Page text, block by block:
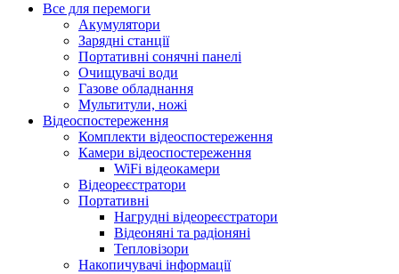
Все для перемоги
Акумулятори
Зарядні станції
Портативні сонячні панелі
Очищувачі води
Газове обладнання
Мультитули, ножі
Відеоспостереження
Комплекти відеоспостереження
Камери відеоспостереження
WiFi відеокамери
Відеореєстратори
Портативні
Нагрудні відеореєстратори
Відеоняні та радіоняні
Тепловізори
Накопичувачі інформації